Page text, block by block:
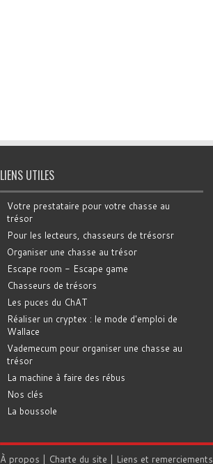
LIENS UTILES
Votre prestataire pour votre chasse au
trésor
Pour les lecteurs, chasseurs de trésorsr
Organiser une chasse au trésor
Escape room - Escape game
Chasseurs de trésors
Les puces du ChAT
Réaliser un cryptex : le mode d'emploi de
Wallace
Vademecum pour organiser une chasse au
trésor
La machine à faire des rébus
Nos clés
La boussole
À propos | Charte du site | Liens et remerciements